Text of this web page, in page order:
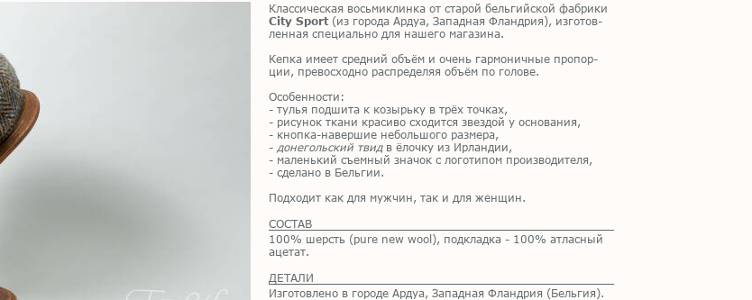
Клас­си­че­ская вось­ми­клин­ка от ста­рой бель­гий­ской фаб­ри­ки
City Sport(из го­ро­да Ар­дуа, За­пад­ная Фланд­рия), из­го­тов­
лен­ная спе­ци­аль­но для на­ше­го ма­га­зи­на.
Кеп­ка име­ет сред­ний объ­ём и очень гар­мо­нич­ные про­пор­
ции, пре­вос­ход­но рас­пре­де­ляя объ­ём по го­ло­ве.
Осо­бен­но­сти:
- ту­лья под­ши­та к ко­зырь­ку в трёх точ­ках,
- ри­су­нок тка­ни кра­си­во схо­дит­ся звез­дой у ос­но­ва­ния,
- кноп­ка-на­вер­шие неболь­шо­го раз­ме­ра,
- донегольский твидв ёлоч­ку из Ир­лан­дии,
- ма­лень­кий съем­ный зна­чок с ло­го­ти­пом про­из­во­ди­те­ля,
- сде­ла­но в Бель­гии.
Под­хо­дит как для муж­чин, так и для жен­щин.
СОСТАВ
100% шерсть (pure new wool), подкладка - 100% атласный
ацетат.
ДЕТАЛИ
Изготовлено в городе Ардуа, Западная Фландрия (Бельгия).